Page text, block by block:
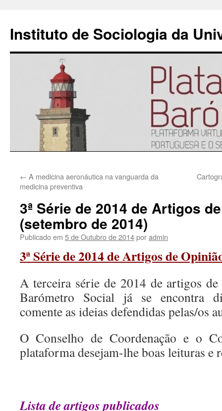
Instituto de Sociologia da
para
conteúdo
← A medicina aeronáutica na vanguarda da
medicina preventiva
3ª Série de 2014 de Artigos
(setembro de 2014)
Publicado em 5 de Outubro de 2014poradmin
3ª Série de 2014 de Artigos de
A terceira série de 2014 de artigos
Barómetro Social já se encontra
comente as ideias defendidas pelas/os
O Conselho de Coordenação e o
plataforma desejam-lhe boas leituras e
Lista de artigos publicados